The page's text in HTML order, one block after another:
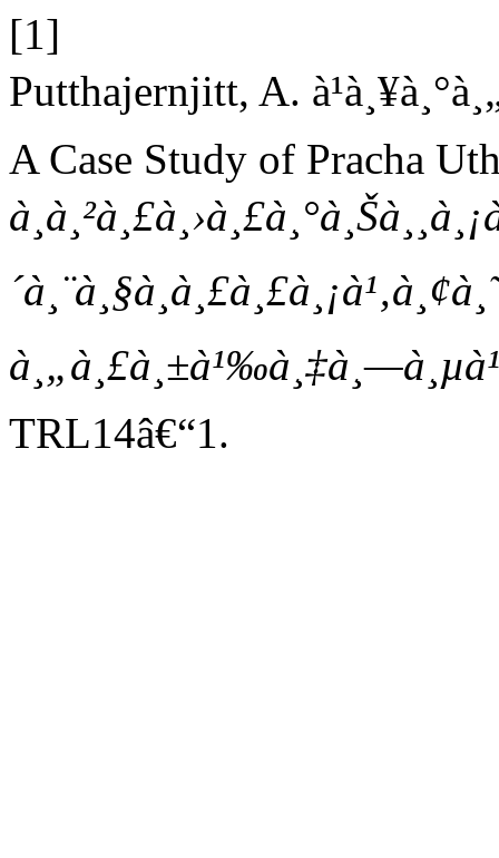
[1]
Putthajernjitt, A.
A Case Study of Pracha
TRL14â€“1.